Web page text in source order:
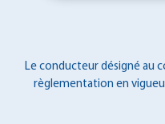
Le conducteur désigné au
règlementation en